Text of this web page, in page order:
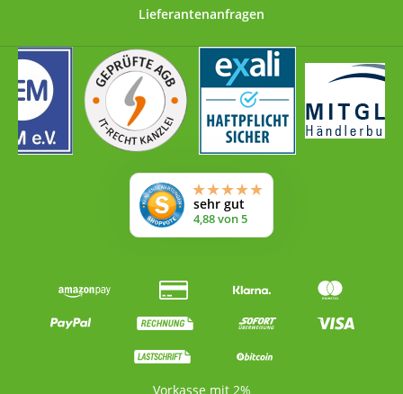
Lieferantenanfragen
Vorkasse mit 2%